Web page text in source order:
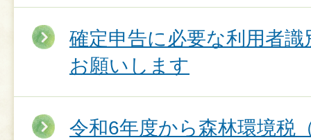
確定申告に必要な利用者
お願いします
令和6年度から森林環境税